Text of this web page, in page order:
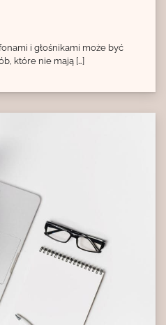
i głośnikami może być
które nie mają […]